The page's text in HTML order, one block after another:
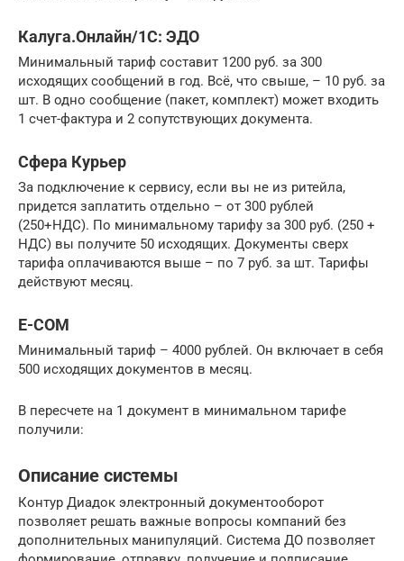
Калуга.Онлайн/1С: ЭДО
Минимальный тариф составит 1200 руб. за 300
исходящих сообщений в год. Всё, что свыше, – 10 руб. за
шт. В одно сообщение (пакет, комплект) может входить
1 счет-фактура и 2 сопутствующих документа.
Сфера Курьер
За подключение к сервису, если вы не из ритейла,
придется заплатить отдельно – от 300 рублей
(250+НДС). По минимальному тарифу за 300 руб. (250 +
НДС) вы получите 50 исходящих. Документы сверх
тарифа оплачиваются выше – по 7 руб. за шт. Тарифы
действуют месяц.
E-COM
Минимальный тариф – 4000 рублей. Он включает в себя
500 исходящих документов в месяц.
В пересчете на 1 документ в минимальном тарифе
получили:
Описание системы
Контур Диадок электронный документооборот
позволяет решать важные вопросы компаний без
дополнительных манипуляций. Система ДО позволяет